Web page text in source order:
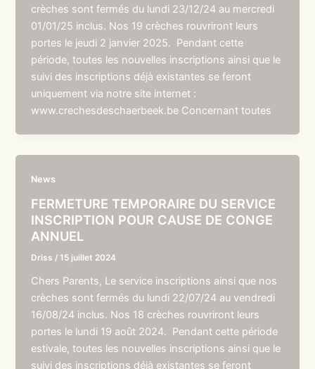
crèches sont fermés du lundi 23/12/24 au mercredi
01/01/25 inclus. Nos 19 crèches rouvriront leurs
portes le jeudi 2 janvier 2025. Pendant cette
période, toutes les nouvelles inscriptions ainsi que le
suivi des inscriptions déjà existantes se feront
uniquement via notre site internet :
www.crechesdeschaerbeek.be Concernant toutes
News
FERMETURE TEMPORAIRE DU SERVICE
INSCRIPTION POUR CAUSE DE CONGE
ANNUEL
Driss /15 juillet 2024
Chers Parents, Le service inscriptions ainsi que nos
crèches sont fermés du lundi 22/07/24 au vendredi
16/08/24 inclus. Nos 18 crèches rouvriront leurs
portes le lundi 19 août 2024. Pendant cette période
estivale, toutes les nouvelles inscriptions ainsi que le
suivi des inscriptions déjà existantes se feront